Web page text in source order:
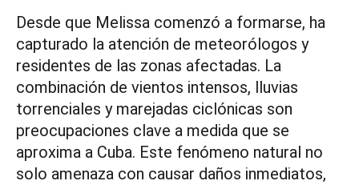
Desde que Melissa comenzó a formarse, ha
capturado la atención de meteorólogos y
residentes de las zonas afectadas. La
combinación de vientos intensos, lluvias
torrenciales y marejadas ciclónicas son
preocupaciones clave a medida que se
aproxima a Cuba. Este fenómeno natural no
solo amenaza con causar daños inmediatos,